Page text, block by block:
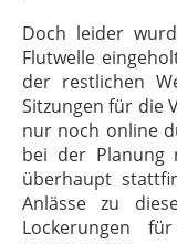
Doch leider
Flutwelle
der restlichen
Sitzungen für die
nur noch online
bei der Planung
überhaupt
Anlässe zu
Lockerungen